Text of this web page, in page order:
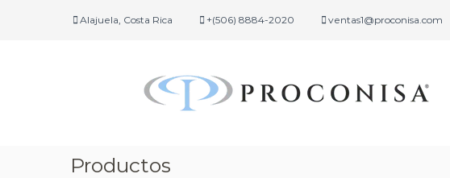
Alajuela, Costa Rica +(506) 8884-2020 ventas1@proconisa.com
Productos